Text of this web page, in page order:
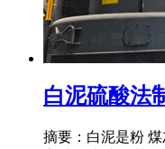
白泥硫酸法
摘要：白泥是粉